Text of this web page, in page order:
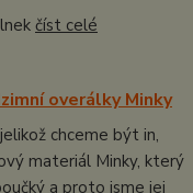
číst celé
overálky Minky
chceme být in,
materiál Minky, který
a proto jsme jej